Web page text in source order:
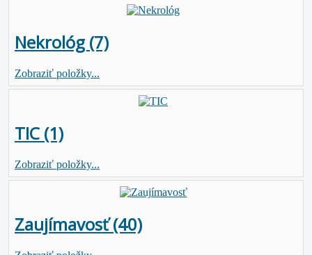
Nekrológ (7)
Zobraziť položky...
TIC (1)
Zobraziť položky...
Zaujímavosť (40)